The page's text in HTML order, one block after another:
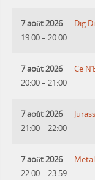
7 août 2026
19:00– 20:00
Dig
7 août 2026
20:00– 21:00
Ce
7 août 2026
21:00– 22:00
7 août 2026
22:00– 23:59